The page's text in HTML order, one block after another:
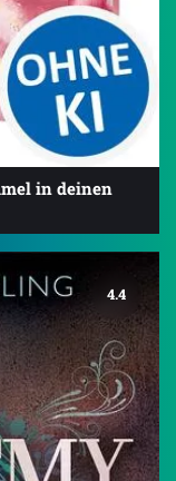
in deinen
4.4